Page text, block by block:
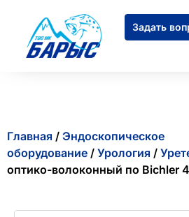
Задать
Главная / Эндоскопическое
оборудование / Урология /
оптико-волоконный по Bichler